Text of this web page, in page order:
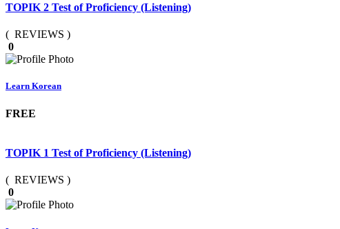
TOPIK 2 Test of Proficiency (Listening)
( REVIEWS )
0
Learn Korean
FREE
TOPIK 1 Test of Proficiency (Listening)
( REVIEWS )
0